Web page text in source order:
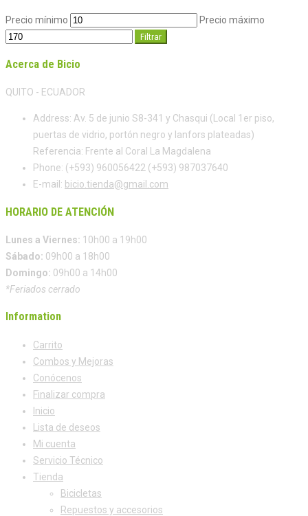
Precio mínimo Precio máximo
Filtrar
Acerca de Bicio
QUITO - ECUADOR
Address: Av. 5 de junio S8-341 y Chasqui (Local 1er piso,
puertas de vidrio, portón negro y lanfors plateadas)
Referencia: Frente al Coral La Magdalena
Phone: (+593) 960056422 (+593) 987037640
E-mail: bicio.tienda@gmail.com
HORARIO DE ATENCIÓN
Lunes a Viernes: 10h00 a 19h00
Sábado: 09h00 a 18h00
Domingo: 09h00 a 14h00
*Feriados cerrado
Information
Carrito
Combos y Mejoras
Conócenos
Finalizar compra
Inicio
Lista de deseos
Mi cuenta
Servicio Técnico
Tienda
Bicicletas
Repuestos y accesorios